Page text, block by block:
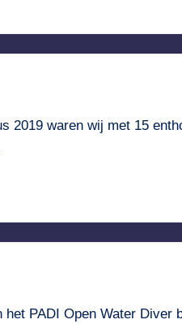
2019 waren wij met 15
PADI Open Water Diver